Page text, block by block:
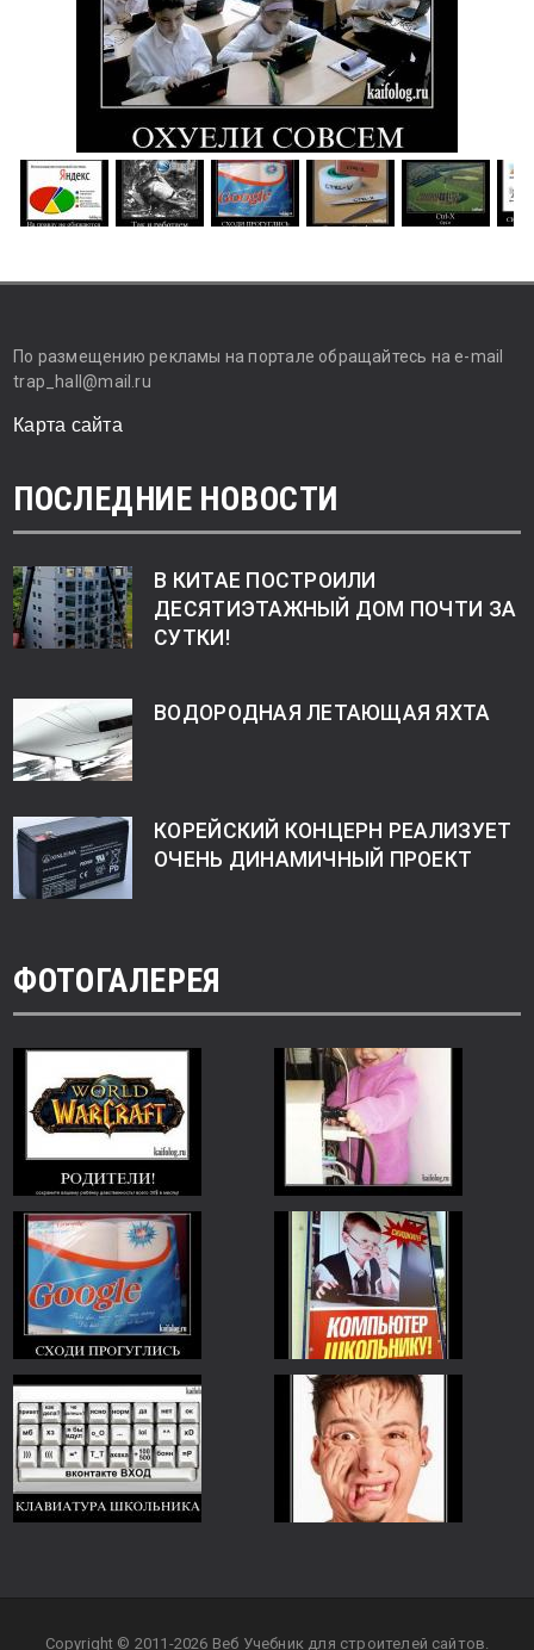
По размещению рекламы на портале обращайтесь на e-mail
trap_hall@mail.ru
Карта сайта
ПОСЛЕДНИЕ НОВОСТИ
В КИТАЕ ПОСТРОИЛИ
ДЕСЯТИЭТАЖНЫЙ ДОМ ПОЧТИ ЗА
СУТКИ!
ВОДОРОДНАЯ ЛЕТАЮЩАЯ ЯХТА
КОРЕЙСКИЙ КОНЦЕРН РЕАЛИЗУЕТ
ОЧЕНЬ ДИНАМИЧНЫЙ ПРОЕКТ
ФОТОГАЛЕРЕЯ
Copyright © 2011-2026 Веб Учебник для строителей сайтов.